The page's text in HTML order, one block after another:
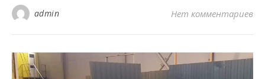
admin Нет комментариев